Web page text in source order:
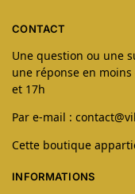
CONTACT
Une question ou une
une réponse en
et 17h
Par e-mail :
Cette boutique
INFORMATIONS